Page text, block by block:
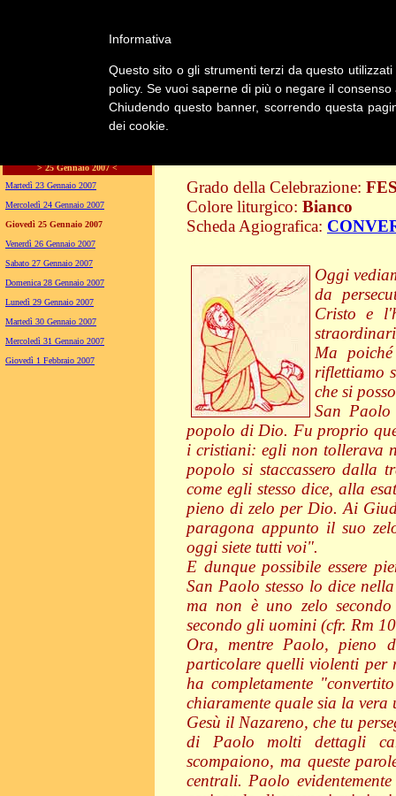
LA CHIESA
> 25 Gennaio 2007 <
Martedì 23 Gennaio 2007
Mercoledì 24 Gennaio 2007
Giovedì 25 Gennaio 2007
Venerdì 26 Gennaio 2007
Sabato 27 Gennaio 2007
Domenica 28 Gennaio 2007
Lunedì 29 Gennaio 2007
Martedì 30 Gennaio 2007
Mercoledì 31 Gennaio 2007
Giovedì 1 Febbraio 2007
Grado della Celebrazione:
Colore liturgico: Bianco
Scheda Agiografica:
Oggi
da
Cristo e
Ma
riflettiamo
che si
San
popolo di Dio. Fu proprio
i cristiani: egli non tollerava
popolo si staccassero dalla
come egli stesso dice, alla
pieno di zelo per Dio. Ai
paragona appunto il suo
oggi siete tutti voi".
E dunque possibile essere
San Paolo stesso lo dice
ma non è uno zelo
secondo gli uomini (cfr. Rm
Ora, mentre Paolo,
particolare quelli violenti
ha completamente
chiaramente quale sia la
Gesù il Nazareno, che tu
di Paolo molti dettagli
scompaiono, ma queste
centrali. Paolo
Informativa
Questo sito o gli strumenti terzi da questo
policy. Se vuoi saperne di più o negare il
Chiudendo questo banner, scorrendo questa
dei cookie.